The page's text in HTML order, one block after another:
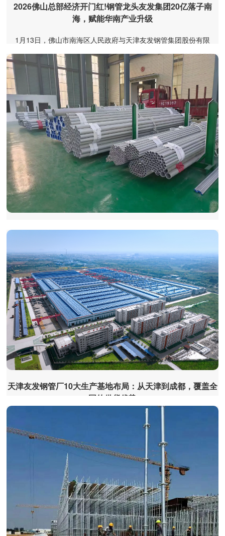
2026佛山总部经济开门红!钢管龙头友发集团20亿落子南
海，赋能华南产业升级
1月13日，佛山市南海区人民政府与天津友发钢管集团股份有限
友发钢管：深化产业对接，推动建立健全区域对接合作机制
友发钢管始终以区域协同发展为导向，通过深化产业
链上下游对接、布局跨区域生产基地，推动建立健全多元
天津友发钢管厂10大生产基地布局：从天津到成都，覆盖全
国的供货优势
在管材行业竞争日趋激烈的当下，生产基地的全域布
局成为企业抢占市场、保障供货的核心竞争力。天津友